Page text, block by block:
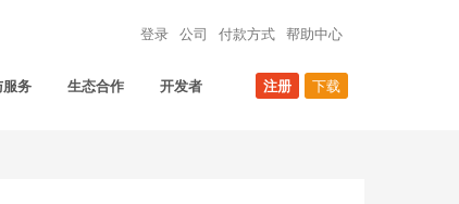
登录 公司 付款方式 帮助中心
务 生态合作 开发者 注册 下载